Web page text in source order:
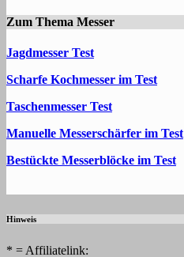
Zum Thema Messer
Jagdmesser Test
Scharfe Kochmesser im Test
Taschenmesser Test
Manuelle Messerschärfer im Test
Bestückte Messerblöcke im Test
Hinweis
* = Affiliatelink: